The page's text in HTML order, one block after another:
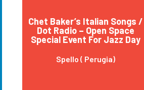
Chet Baker’s Italian Songs /
Dot Radio – Open Space
Special Event For Jazz Day
Spello ( Perugia)